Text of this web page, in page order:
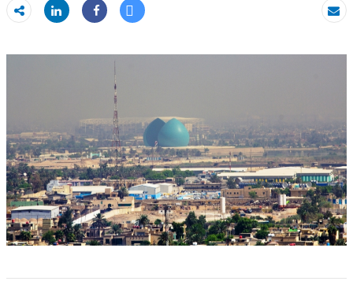
بريد الكتروني
Tweet
Share
Share